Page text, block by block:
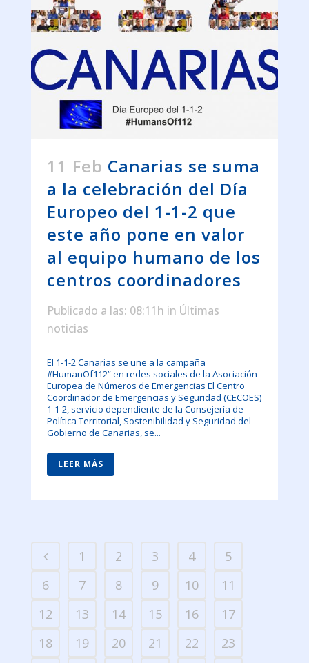
11 Feb Canarias se suma
a la celebración del Día
Europeo del 1-1-2 que
este año pone en valor
al equipo humano de los
centros coordinadores
Publicado a las: 08:11h in Últimas
noticias
El 1-1-2 Canarias se une a la campaña
#HumanOf112” en redes sociales de la Asociación
Europea de Números de Emergencias El Centro
Coordinador de Emergencias y Seguridad (CECOES)
1-1-2, servicio dependiente de la Consejería de
Política Territorial, Sostenibilidad y Seguridad del
Gobierno de Canarias, se...
LEER MÁS
1 2 3 4
5
6
7 8 9 10
11
12
13 14 15 16
17
18
19 20 21 22
23